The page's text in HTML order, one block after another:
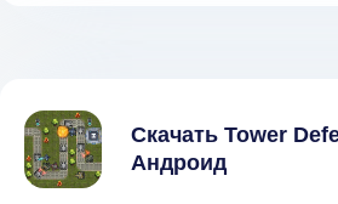
Скачать Tower
Андроид